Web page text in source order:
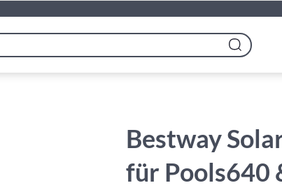
Search
Bestway
für Pools640